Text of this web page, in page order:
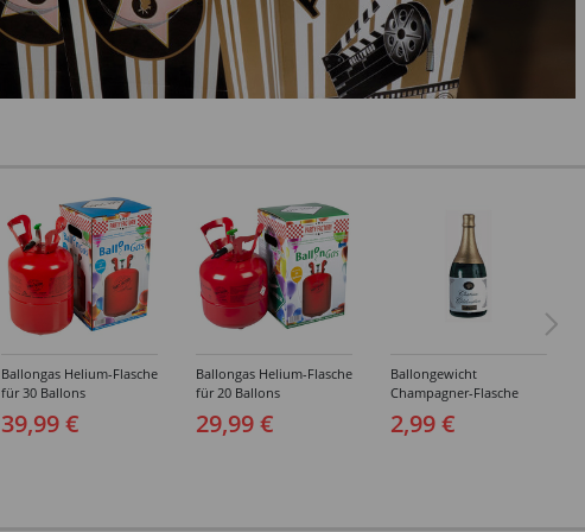
Ballongas Helium-Flasche
für 30 Ballons
39,99 €
Ballongas Helium-Flasche
für 20 Ballons
29,99 €
Ballongewicht
Champagner-Flasche
2,99 €